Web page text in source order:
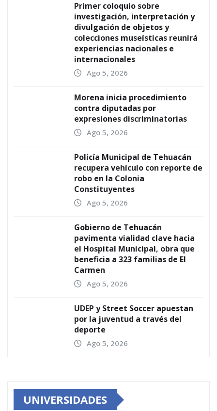
Primer coloquio sobre
investigación, interpretación y
divulgación de objetos y
colecciones museísticas reunirá
experiencias nacionales e
internacionales
Ago 5, 2026
Morena inicia procedimiento
contra diputadas por
expresiones discriminatorias
Ago 5, 2026
Policía Municipal de Tehuacán
recupera vehículo con reporte de
robo en la Colonia
Constituyentes
Ago 5, 2026
Gobierno de Tehuacán
pavimenta vialidad clave hacia
el Hospital Municipal, obra que
beneficia a 323 familias de El
Carmen
Ago 5, 2026
UDEP y Street Soccer apuestan
por la juventud a través del
deporte
Ago 5, 2026
UNIVERSIDADES